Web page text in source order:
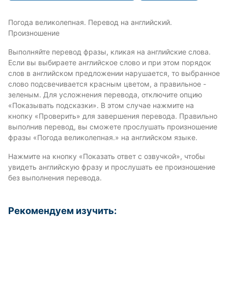
Погода великолепная. Перевод на английский.
Произношение
Выполняйте перевод фразы, кликая на английские слова.
Если вы выбираете английское слово и при этом порядок
слов в английском предложении нарушается, то выбранное
слово подсвечивается красным цветом, а правильное -
зеленым. Для усложнения перевода, отключите опцию
«Показывать подсказки». В этом случае нажмите на
кнопку «Проверить» для завершения перевода. Правильно
выполнив перевод, вы сможете прослушать произношение
фразы «Погода великолепная.» на английском языке.
Нажмите на кнопку «Показать ответ с озвучкой», чтобы
увидеть английскую фразу и прослушать ее произношение
без выполнения перевода.
Рекомендуем изучить: